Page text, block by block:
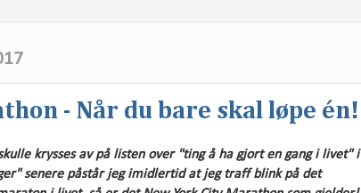
- Når du bare skal løpe én!
krysses av på listen over "ting å ha gjort en gang i livet" i
senere påstår jeg imidlertid at jeg traff blink på det